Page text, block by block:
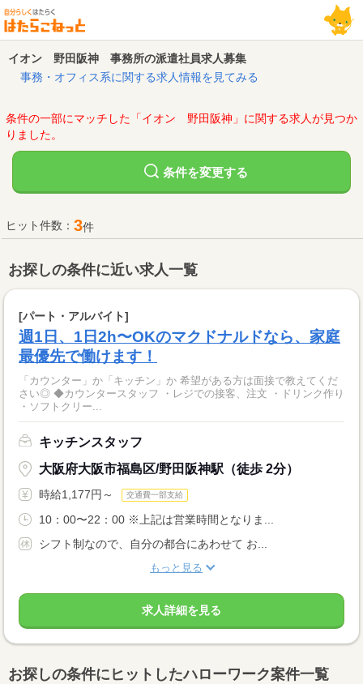
イオン 野田阪神 事務所の派遣社員求人募集
事務・オフィス系に関する求人情報を見てみる
条件の一部にマッチした「イオン 野田阪神」に関する求人が見つか
りました。
条件を変更する
ヒット件数： 3件
お探しの条件に近い求人一覧
[パート・アルバイト]
週1日、1日2h〜OKのマクドナルドなら、家庭
最優先で働けます！
「カウンター」か「キッチン」か 希望がある方は面接で教えてくだ
さい◎ ◆カウンタースタッフ ・レジでの接客、注文 ・ドリンク作り
・ソフトクリー...
キッチンスタッフ
大阪府大阪市福島区/野田阪神駅（徒歩 2分）
時給1,177円～ 交通費一部支給
10：00〜22：00 ※上記は営業時間となりま...
シフト制なので、自分の都合にあわせて お...
もっと見る
求人詳細を見る
お探しの条件にヒットしたハローワーク案件一覧